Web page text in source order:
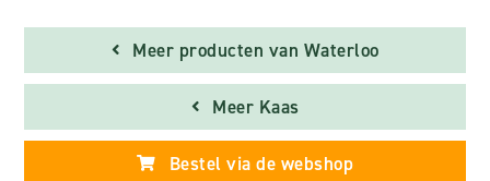
Meer producten van Waterloo
Meer Kaas
Bestel via de webshop